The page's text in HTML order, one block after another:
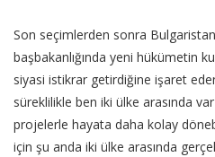
Son seçimlerden sonra
başbakanlığında yeni hükümetin
siyasi istikrar getirdiğine işaret
süreklilikle ben iki ülke arasında
projelerle hayata daha kolay
için şu anda iki ülke arasında